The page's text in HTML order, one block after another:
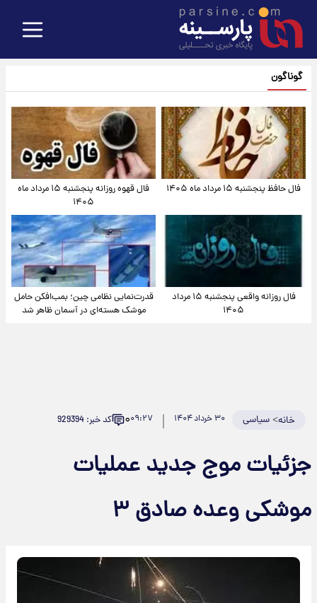
گوناگون
فال حافظ پنجشنبه ۱۵ مرداد ماه ۱۴۰۵
فال قهوه روزانه پنجشنبه ۱۵ مرداد ماه
۱۴۰۵
فال روزانه واقعی پنجشنبه ۱۵ مرداد
۱۴۰۵
قدرت‌نمایی نظامی چین؛ بمب‌افکن حامل
موشک هسته‌ای در آسمان ظاهر شد
خانه>سیاسی ۳۰ خرداد ۱۴۰۴ ۰۹:۲۷۰ کد خبر: 929394
جزئیات موج جدید عملیات
موشکی وعده صادق ۳